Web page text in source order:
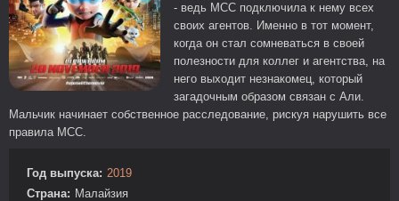
- ведь МСС подключила к нему всех
своих агентов. Именно в тот момент,
когда он стал сомневаться в своей
полезности для коллег и агентства, на
него выходит незнакомец, который
загадочным образом связан с Али.
Мальчик начинает собственное расследование, рискуя нарушить все
правила МСС.
Год выпуска: 2019
Страна: Малайзия